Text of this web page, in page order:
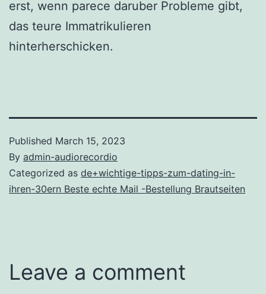
erst, wenn parece daruber Probleme gibt,
das teure Immatrikulieren
hinterherschicken.
Published March 15, 2023
By admin-audiorecordio
Categorized as de+wichtige-tipps-zum-dating-in-
ihren-30ern Beste echte Mail -Bestellung Brautseiten
Leave a comment